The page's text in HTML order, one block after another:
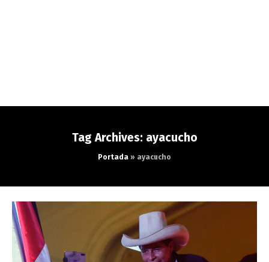
Tag Archives: ayacucho
Portada » ayacucho